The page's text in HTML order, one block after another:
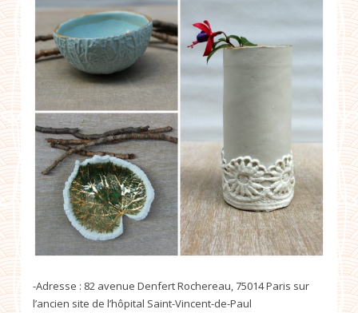
-Adresse : 82 avenue Denfert Rochereau, 75014 Paris sur
l’ancien site de l’hôpital Saint-Vincent-de-Paul